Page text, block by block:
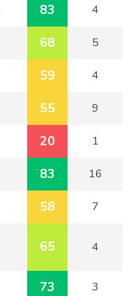
83 4
68 5
59 4
55 9
20 1
83 16
58 7
65 4
73 3